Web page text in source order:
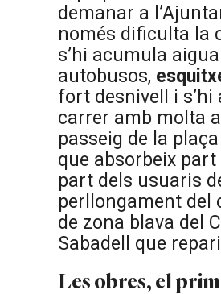
demanar a
només dificulta la
s’hi acumula
autobusos,
fort desnivell i s’hi
carrer amb molta
passeig de la
que absorbeix
part dels usuaris
perllongament del
de zona blava del
Sabadell que
Les obres, el